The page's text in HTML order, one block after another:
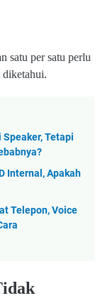
satu per satu perlu
diketahui.
Tetapi
Internal, Apakah
Telepon, Voice